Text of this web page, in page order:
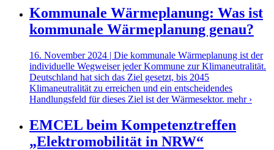
Kommunale Wärmeplanung: Was ist
kommunale Wärmeplanung genau?
16. November 2024 | Die kommunale Wärmeplanung ist der
individuelle Wegweiser jeder Kommune zur Klimaneutralität.
Deutschland hat sich das Ziel gesetzt, bis 2045
Klimaneutralität zu erreichen und ein entscheidendes
Handlungsfeld für dieses Ziel ist der Wärmesektor. mehr ›
EMCEL beim Kompetenztreffen
„Elektromobilität in NRW“